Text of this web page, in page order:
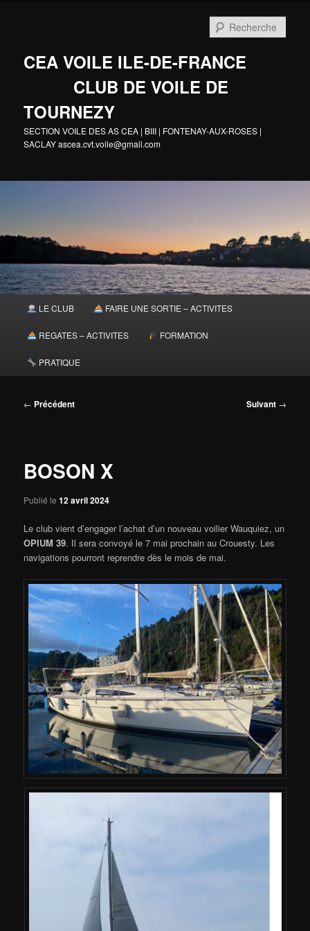
CEA VOILE ILE-DE-FRANCE
CLUB DE VOILE DE
TOURNEZY
SECTION VOILE DES AS CEA | BIII | FONTENAY-AUX-ROSES |
SACLAY ascea.cvt.voile@gmail.com
principal
LE CLUB FAIRE UNE SORTIE – ACTIVITES
REGATES – ACTIVITES FORMATION
PRATIQUE
Navigation
← Précédent Suivant →
BOSON X
Publié le12 avril 2024
Le club vient d’engager l’achat d’un nouveau voilier Wauquiez, un
OPIUM 39. Il sera convoyé le 7 mai prochain au Crouesty. Les
navigations pourront reprendre dès le mois de mai.